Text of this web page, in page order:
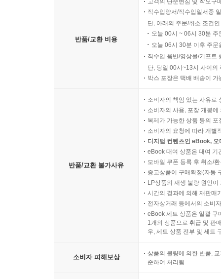
반품/교환 비용
고객의 단순변심 및 착오구
직수입양서/직수입일서중
단, 아래의 주문/취소 조건
오늘 00시 ~ 06시 30분
오늘 06시 30분 이후 주
직수입 음반/영상물/기프트
단, 당일 00시~13시 사이의
박스 포장은 택배 배송이
반품/교환 불가사유
소비자의 책임 있는 사유로
소비자의 사용, 포장 개봉
복제가 가능한 상품 등의
소비자의 요청에 따라 개별
디지털 컨텐츠인 eBook,
eBook 대여 상품은 대여 기
모바일 쿠폰 등록 후 취소/
중고상품이 구매확정(자동
LP상품의 재생 불량 원인
시간의 경과에 의해 재판매
전자상거래 등에서의 소비
eBook 세트 상품은 일괄 구
1개의 상품으로 취급 및 판
우, 세트 상품 전부 및 세트
소비자 피해보상
상품의 불량에 의한 반품,
준하여 처리됨